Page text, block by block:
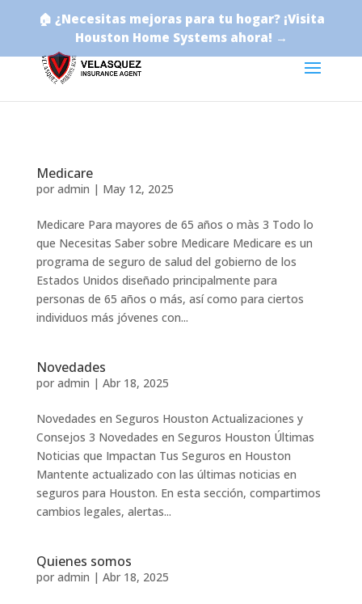
🏠 ¿Necesitas mejoras para tu hogar? ¡Visita
Houston Home Systems ahora! →
Medicare
por admin | May 12, 2025
Medicare Para mayores de 65 años o màs 3 Todo lo
que Necesitas Saber sobre Medicare Medicare es un
programa de seguro de salud del gobierno de los
Estados Unidos diseñado principalmente para
personas de 65 años o más, así como para ciertos
individuos más jóvenes con...
Novedades
por admin | Abr 18, 2025
Novedades en Seguros Houston Actualizaciones y
Consejos 3 Novedades en Seguros Houston Últimas
Noticias que Impactan Tus Seguros en Houston
Mantente actualizado con las últimas noticias en
seguros para Houston. En esta sección, compartimos
cambios legales, alertas...
Quienes somos
por admin | Abr 18, 2025